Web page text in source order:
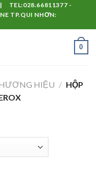
TEL:028.66811377 -
TP.QUI NHƠN:
0
HIỆU / HỘP